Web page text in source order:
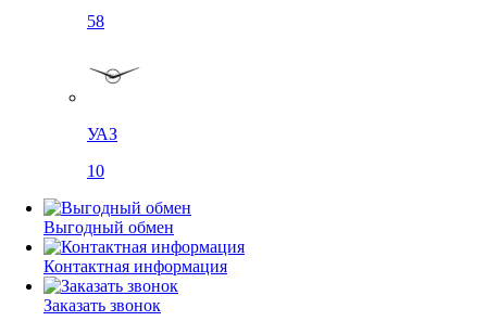
58
УАЗ
10
Выгодный обмен
Контактная информация
Заказать звонок